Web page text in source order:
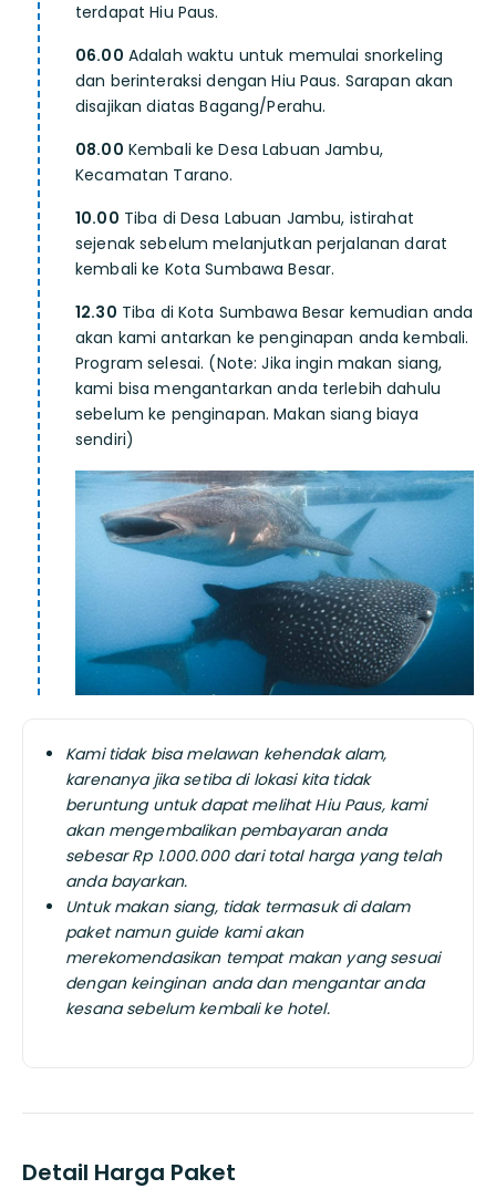
terdapat Hiu Paus.
06.00 Adalah waktu untuk memulai snorkeling
dan berinteraksi dengan Hiu Paus. Sarapan akan
disajikan diatas Bagang/Perahu.
08.00 Kembali ke Desa Labuan Jambu,
Kecamatan Tarano.
10.00 Tiba di Desa Labuan Jambu, istirahat
sejenak sebelum melanjutkan perjalanan darat
kembali ke Kota Sumbawa Besar.
12.30 Tiba di Kota Sumbawa Besar kemudian anda
akan kami antarkan ke penginapan anda kembali.
Program selesai. (Note: Jika ingin makan siang,
kami bisa mengantarkan anda terlebih dahulu
sebelum ke penginapan. Makan siang biaya
sendiri)
Kami tidak bisa melawan kehendak alam,
karenanya jika setiba di lokasi kita tidak
beruntung untuk dapat melihat Hiu Paus, kami
akan mengembalikan pembayaran anda
sebesar Rp 1.000.000 dari total harga yang telah
anda bayarkan.
Untuk makan siang, tidak termasuk di dalam
paket namun guide kami akan
merekomendasikan tempat makan yang sesuai
dengan keinginan anda dan mengantar anda
kesana sebelum kembali ke hotel.
Detail Harga Paket